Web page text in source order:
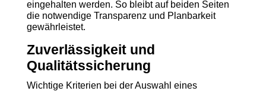
eingehalten werden. So bleibt auf beiden Seiten
die notwendige Transparenz und Planbarkeit
gewährleistet.
Zuverlässigkeit und
Qualitätssicherung
Wichtige Kriterien bei der Auswahl eines